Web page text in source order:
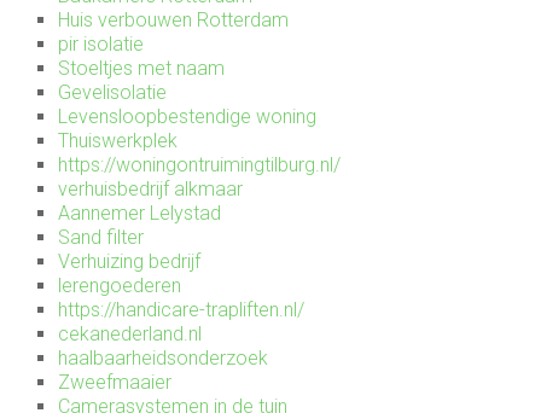
Huis verbouwen Rotterdam
pir isolatie
Stoeltjes met naam
Gevelisolatie
Levensloopbestendige woning
Thuiswerkplek
https://woningontruimingtilburg.nl/
verhuisbedrijf alkmaar
Aannemer Lelystad
Sand filter
Verhuizing bedrijf
lerengoederen
https://handicare-trapliften.nl/
cekanederland.nl
haalbaarheidsonderzoek
Zweefmaaier
Camerasystemen in de tuin